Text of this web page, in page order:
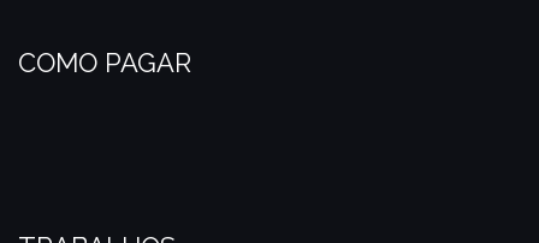
COMO PAGAR